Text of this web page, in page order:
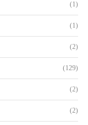
(1)
(1)
(2)
(129)
(2)
(2)